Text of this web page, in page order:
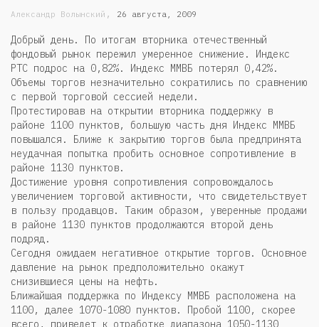
Александр Волынский , 26 августа, 2009
Добрый день. По итогам вторника отечественный
фондовый рынок пережил умеренное снижение. Индекс
РТС подрос на 0,82%. Индекс ММВБ потерял 0,42%.
Объемы торгов незначительно сократились по сравнению
с первой торговой сессией недели.
Протестировав на открытии вторника поддержку в
районе 1100 пунктов, большую часть дня Индекс ММВБ
повышался. Ближе к закрытию торгов была предпринята
неудачная попытка пробить основное сопротивление в
районе 1130 пунктов.
Достижение уровня сопротивления сопровождалось
увеличением торговой активности, что свидетельствует
в пользу продавцов. Таким образом, уверенные продажи
в районе 1130 пунктов продолжаются второй день
подряд.
Сегодня ожидаем негативное открытие торгов. Основное
давление на рынок предположительно окажут
снизившиеся цены на нефть.
Ближайшая поддержка по Индексу ММВБ расположена на
1100, далее 1070-1080 пунктов. Пробой 1100, скорее
всего, приведет к отработке диапазона 1050-1130